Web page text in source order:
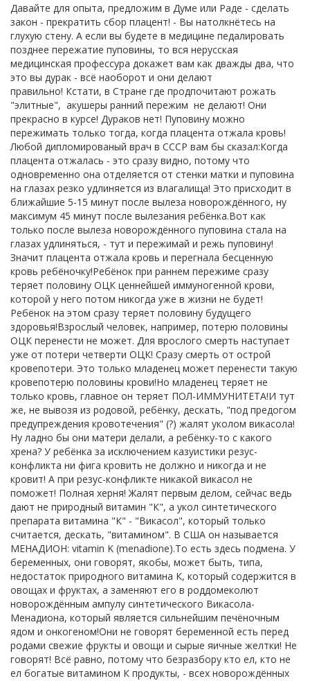
Давайте для опыта, предложим в Думе или Раде - сделать
закон - прекратить сбор плацент! - Вы натолкнётесь на
глухую стену. А если вы будете в медицине педалировать
позднее пережатие пуповины, то вся нерусская
медицинская профессура докажет вам как дважды два, что
это вы дурак - всё наоборот и они делают
правильно! Кстати, в Стране где продпочитают рожать
"элитные", акушеры ранний пережим не делают! Они
прекрасно в курсе! Дураков нет! Пуповину можно
пережимать только тогда, когда плацента отжала кровь!
Любой дипломированый врач в СССР вам бы сказал:Когда
плацента отжалась - это сразу видно, потому что
одновременно она отделяется от стенки матки и пуповина
на глазах резко удлиняется из влагалища! Это присходит в
ближайшие 5-15 минут после вылеза новорождённого, ну
максимум 45 минут после вылезания ребёнка.Вот как
только после вылеза новорождённого пуповина стала на
глазах удлиняться, - тут и пережимай и режь пуповину!
Значит плацента отжала кровь и перегнала бесценную
кровь ребёночку!Ребёнок при раннем пережиме сразу
теряет половину ОЦК ценнейшей иммуногенной крови,
которой у него потом никогда уже в жизни не будет!
Ребёнок на этом сразу теряет половину будущего
здоровья!Взрослый человек, например, потерю половины
ОЦК перенести не может. Для врослого смерть наступает
уже от потери четверти ОЦК! Сразу смерть от острой
кровепотери. Это только младенец может перенести такую
кровепотерю половины крови!Но младенец теряет не
только кровь, главное он теряет ПОЛ-ИММУНИТЕТА!И тут
же, не вывозя из родовой, ребёнку, дескать, "под предогом
предупреждения кровотечения" (?) жалят уколом викасола!
Ну ладно бы они матери делали, а ребёнку-то с какого
хрена? У ребёнка за исключением казуистики резус-
конфликта ни фига кровить не должно и никогда и не
кровит! А при резус-конфликте никакой викасол не
поможет! Полная херня! Жалят первым делом, сейчас ведь
дают не природный витамин "К", а укол синтетического
препарата витамина "К" - "Викасол", который только
считается, дескать, "витамином". В США он называется
МЕНАДИОН: vitamin K (menadione).То есть здесь подмена. У
беременных, они говорят, якобы, может быть, типа,
недостаток природного витамина К, который содержится в
овощах и фруктах, а заменяют его в роддомеколют
новорождённым ампулу синтетического Викасола-
Менадиона, который является сильнейшим печёночным
ядом и онкогеном!Они не говорят беременной есть перед
родами свежие фрукты и овощи и сырые яичные желтки! Не
говорят! Всё равно, потому что безразбору кто ел, кто не
ел богатые витамином К продукты, - всех новорождённых